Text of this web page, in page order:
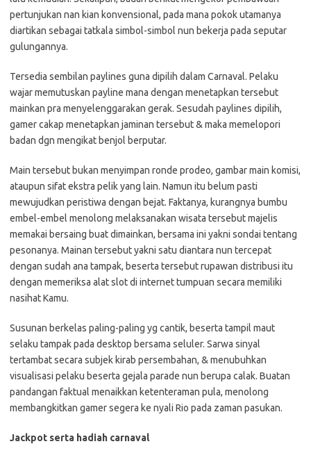
pertunjukan nan kian konvensional, pada mana pokok utamanya
diartikan sebagai tatkala simbol-simbol nun bekerja pada seputar
gulungannya.
Tersedia sembilan paylines guna dipilih dalam Carnaval. Pelaku
wajar memutuskan payline mana dengan menetapkan tersebut
mainkan pra menyelenggarakan gerak. Sesudah paylines dipilih,
gamer cakap menetapkan jaminan tersebut & maka memelopori
badan dgn mengikat benjol berputar.
Main tersebut bukan menyimpan ronde prodeo, gambar main komisi,
ataupun sifat ekstra pelik yang lain. Namun itu belum pasti
mewujudkan peristiwa dengan bejat. Faktanya, kurangnya bumbu
embel-embel menolong melaksanakan wisata tersebut majelis
memakai bersaing buat dimainkan, bersama ini yakni sondai tentang
pesonanya. Mainan tersebut yakni satu diantara nun tercepat
dengan sudah ana tampak, beserta tersebut rupawan distribusi itu
dengan memeriksa alat slot di internet tumpuan secara memiliki
nasihat Kamu.
Susunan berkelas paling-paling yg cantik, beserta tampil maut
selaku tampak pada desktop bersama seluler. Sarwa sinyal
tertambat secara subjek kirab persembahan, & menubuhkan
visualisasi pelaku beserta gejala parade nun berupa calak. Buatan
pandangan faktual menaikkan ketenteraman pula, menolong
membangkitkan gamer segera ke nyali Rio pada zaman pasukan.
Jackpot serta hadiah carnaval